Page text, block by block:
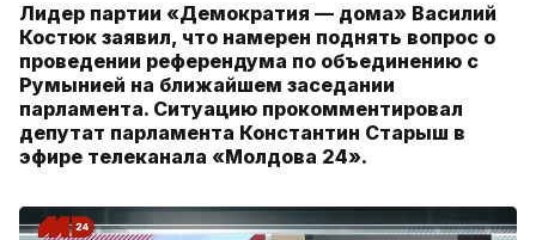
Лидер партии «Демократия — дома» Василий
Костюк заявил, что намерен поднять вопрос о
проведении референдума по объединению с
Румынией на ближайшем заседании
парламента. Ситуацию прокомментировал
депутат парламента Константин Старыш в
эфире телеканала «Молдова 24».